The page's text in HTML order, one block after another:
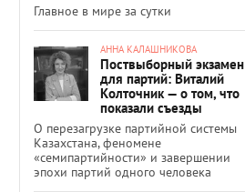
Главное в мире за сутки
АННА КАЛАШНИКОВА
Поствыборный экзамен
для партий: Виталий
Колточник — о том, что
показали съезды
О перезагрузке партийной системы
Казахстана, феномене
«семипартийности» и завершении
эпохи партий одного человека